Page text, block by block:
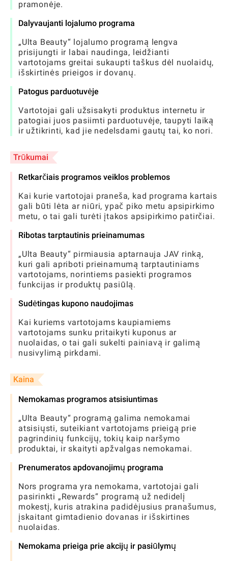
pramonėje.
Dalyvaujanti lojalumo programa
„Ulta Beauty“ lojalumo programą lengva
prisijungti ir labai naudinga, leidžianti
vartotojams greitai sukaupti taškus dėl nuolaidų,
išskirtinės prieigos ir dovanų.
Patogus parduotuvėje
Vartotojai gali užsisakyti produktus internetu ir
patogiai juos pasiimti parduotuvėje, taupyti laiką
ir užtikrinti, kad jie nedelsdami gautų tai, ko nori.
Trūkumai
Retkarčiais programos veiklos problemos
Kai kurie vartotojai praneša, kad programa kartais
gali būti lėta ar niūri, ypač piko metu apsipirkimo
metu, o tai gali turėti įtakos apsipirkimo patirčiai.
Ribotas tarptautinis prieinamumas
„Ulta Beauty“ pirmiausia aptarnauja JAV rinką,
kuri gali apriboti prieinamumą tarptautiniams
vartotojams, norintiems pasiekti programos
funkcijas ir produktų pasiūlą.
Sudėtingas kupono naudojimas
Kai kuriems vartotojams kaupiamiems
vartotojams sunku pritaikyti kuponus ar
nuolaidas, o tai gali sukelti painiavą ir galimą
nusivylimą pirkdami.
Kaina
Nemokamas programos atsisiuntimas
„Ulta Beauty“ programą galima nemokamai
atsisiųsti, suteikiant vartotojams prieigą prie
pagrindinių funkcijų, tokių kaip naršymo
produktai, ir skaityti apžvalgas nemokamai.
Prenumeratos apdovanojimų programa
Nors programa yra nemokama, vartotojai gali
pasirinkti „Rewards“ programą už nedidelį
mokestį, kuris atrakina padidėjusius pranašumus,
įskaitant gimtadienio dovanas ir išskirtines
nuolaidas.
Nemokama prieiga prie akcijų ir pasiūlymų